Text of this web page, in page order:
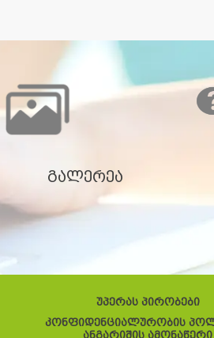
გალერეა
უპერას პირობები
კონფიდენციალურობის
ანგარიშის ამონაწერი